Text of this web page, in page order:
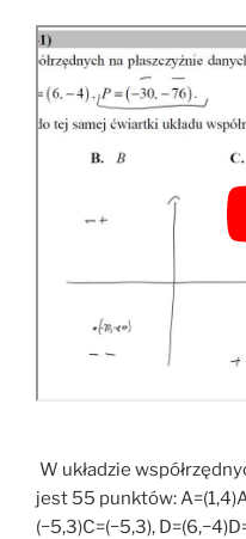
W układzie
jest 55 punktów:
(−5,3)C=(−5,3),